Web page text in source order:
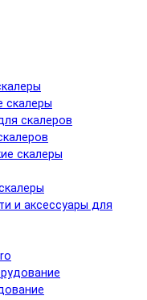
скалеры
скалеров
скалеры
и аксессуары для